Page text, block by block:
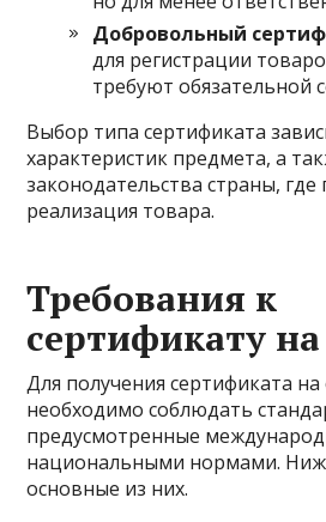
Добровольный
для регистрации
требуют обязательной
Выбор типа сертификата
характеристик предмета, а
законодательства страны, где
реализация товара.
Требования к
сертификату
Для получения сертификата
необходимо соблюдать
предусмотренные
национальными нормами.
основные из них.